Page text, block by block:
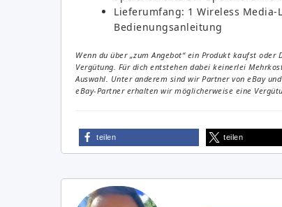
Lieferumfang: 1 Wireless Media-
Bedienungsanleitung
Wenn du über „zum Angebot“ ein Produkt kaufst
Vergütung. Für dich entstehen dabei keinerlei
Auswahl. Unter anderem sind wir Partner von eBay
eBay-Partner erhalten wir möglicherweise eine
teilen teilen